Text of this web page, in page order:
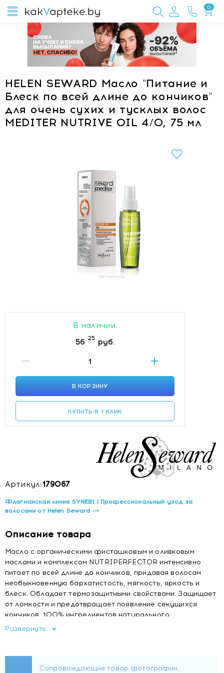
0
HELEN SEWARD Масло "Питание и
Блеск по всей длине до кончиков"
для очень сухих и тусклых волос
MEDITER NUTRIVE OIL 4/O, 75 мл
В наличии.
56 25 руб.
В КОРЗИНУ
КУПИТЬ В 1 КЛИК
Артикул:179067
Флагманская линия SYNEBI | Профессиональный уход за
волосами от Helen Seward -->
Описание товара
Масло с органическими фисташковым и оливковым
маслами и комплексом NUTRIPERFECTOR интенсивно
питает по всей длине до кончиков, придавая волосам
необыкновенную бархатистость, мягкость, яркость и
блеск. Обладает термозащитными свойствами. Защищает
от ломкости и предотвращает появление секущихся
кончиков. 100% ингредиентов натурального
происхождения
Нанесите несколько капель на ладонь и равномерно
распределить по влажным волосам. Не смывать.
Развернуть